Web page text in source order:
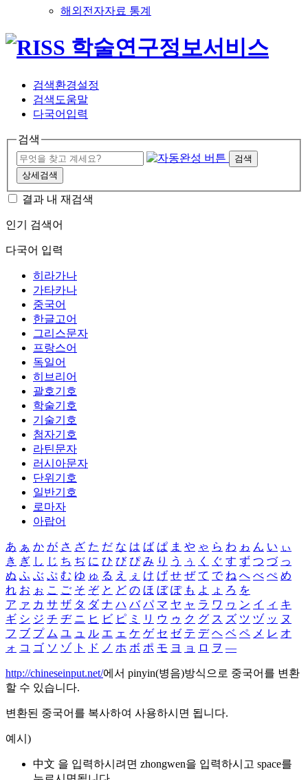
해외전자자료 통계
검색환경설정
검색도움말
다국어입력
검색
검색
상세검색
결과 내 재검색
인기 검색어
다국어 입력
히라가나
가타카나
중국어
한글고어
그리스문자
프랑스어
독일어
히브리어
괄호기호
학술기호
기술기호
첨자기호
라틴문자
러시아문자
단위기호
일반기호
로마자
아랍어
あ ぁ か が さ ざ た だ な は ば ぱ ま や ゃ ら わ ゎ ん い ぃ
き ぎ し じ ち ぢ に ひ び ぴ み り う ぅ く ぐ す ず つ づ っ
ぬ ふ ぶ ぷ む ゆ ゅ る え ぇ け げ せ ぜ て で ね へ べ ぺ め
れ お ぉ こ ご そ ぞ と ど の ほ ぼ ぽ も よ ょ ろ を
ア ァ カ サ ザ タ ダ ナ ハ バ パ マ ヤ ャ ラ ワ ヮ ン イ ィ キ
ギ シ ジ チ ヂ ニ ヒ ビ ピ ミ リ ウ ゥ ク グ ス ズ ツ ヅ ッ ヌ
フ ブ プ ム ユ ュ ル エ ェ ケ ゲ セ ゼ テ デ ヘ ベ ペ メ レ オ
ォ コ ゴ ソ ゾ ト ド ノ ホ ボ ポ モ ヨ ョ ロ ヲ ―
http://chineseinput.net/에서 pinyin(병음)방식으로 중국어를 변환
할 수 있습니다.
변환된 중국어를 복사하여 사용하시면 됩니다.
예시)
中文 을 입력하시려면 zhongwen을 입력하시고 space를